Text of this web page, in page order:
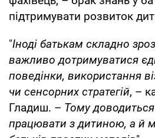
підтримувати розвиток
"Іноді батькам складно
важливо дотримуватися
поведінки, використання
чи сенсорних стратегій, –
Гладиш. – Тому
працювати з дитиною, а й